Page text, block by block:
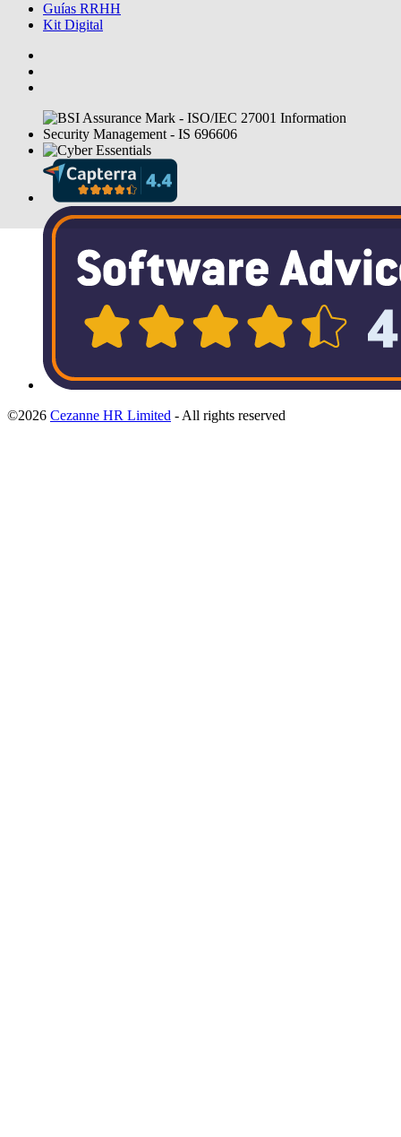
Guías RRHH
Kit Digital
©2026 Cezanne HR Limited - All rights reserved